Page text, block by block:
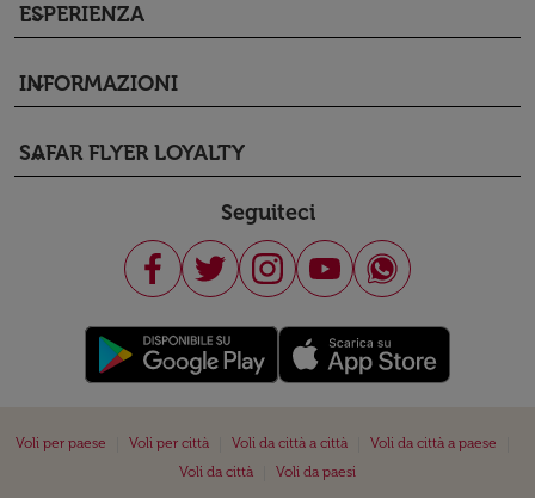
ESPERIENZA
keyboard_arrow_down
INFORMAZIONI
keyboard_arrow_down
SAFAR FLYER LOYALTY
keyboard_arrow_down
Seguiteci
Voli per paese Voli per città Voli da città a città Voli da città a paese
Voli da città
Voli da paesi